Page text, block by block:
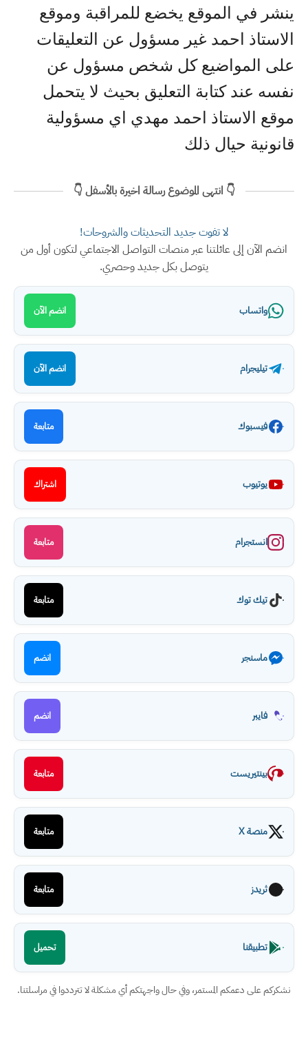
ينشر في الموقع يخضع للمراقبة وموقع
الاستاذ احمد غير مسؤول عن التعليقات
على المواضيع كل شخص مسؤول عن
نفسه عند كتابة التعليق بحيث لا يتحمل
موقع الاستاذ احمد مهدي اي مسؤولية
قانونية حيال ذلك
👇 انتهى الموضوع رسالة اخيرة بالأسفل 👇
لا تفوت جديد التحديثات والشروحات!
انضم الآن إلى عائلتنا عبر منصات التواصل الاجتماعي لتكون أول من
يتوصل بكل جديد وحصري.
واتساب انضم الآن
تيليجرام انضم الآن
فيسبوك متابعة
يوتيوب اشتراك
انستجرام متابعة
تيك توك متابعة
ماسنجر انضم
فايبر انضم
بينتيريست متابعة
منصة X متابعة
ثريدز متابعة
تطبيقنا تحميل
نشكركم على دعمكم المستمر، وفي حال واجهتكم أي مشكلة لا تترددوا في مراسلتنا.